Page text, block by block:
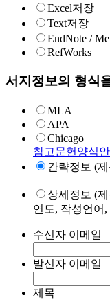
Excel저장
Text저장
EndNote /
RefWorks
서지정보의 형식
MLA
APA
Chicago
참고문헌양식
간략정보 (
상세정보 (
연도, 작성언어
수신자 이메일
발신자 이메일
제목